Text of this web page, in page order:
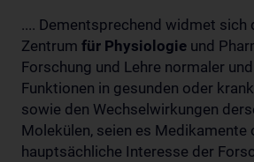
.... Dementsprechend widmet sich
Zentrum für Physiologie und
Forschung und Lehre normaler
Funktionen in gesunden oder
sowie den Wechselwirkungen
Molekülen, seien es Medikamente
hauptsächliche Interesse der